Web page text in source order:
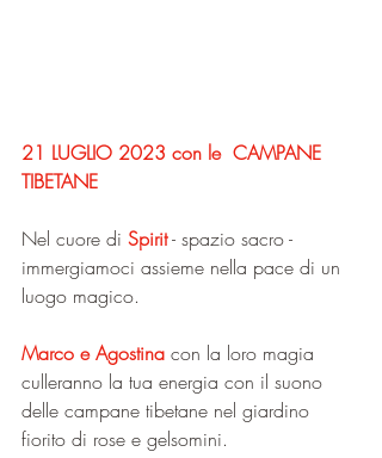
21 LUGLIO 2023 con le  CAMPANE
TIBETANE
Nel cuore di Spirit - spazio sacro -
immergiamoci assieme nella pace di un
luogo magico.
Marco e Agostina con la loro magia
culleranno la tua energia con il suono
delle campane tibetane nel giardino
fiorito di rose e gelsomini.